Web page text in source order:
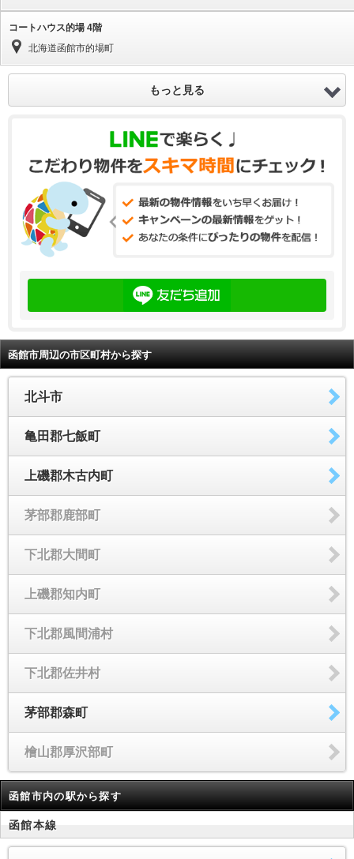
コートハウス的場 4階
北海道函館市的場町
もっと見る
函館市周辺の市区町村から探す
北斗市
亀田郡七飯町
上磯郡木古内町
茅部郡鹿部町
下北郡大間町
上磯郡知内町
下北郡風間浦村
下北郡佐井村
茅部郡森町
檜山郡厚沢部町
函館市内の駅から探す
函館本線